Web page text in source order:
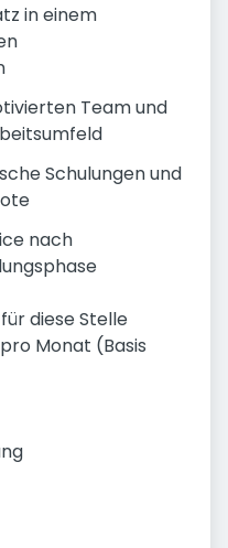
in einem
Team und
Schulungen und
nach
diese Stelle
Monat (Basis